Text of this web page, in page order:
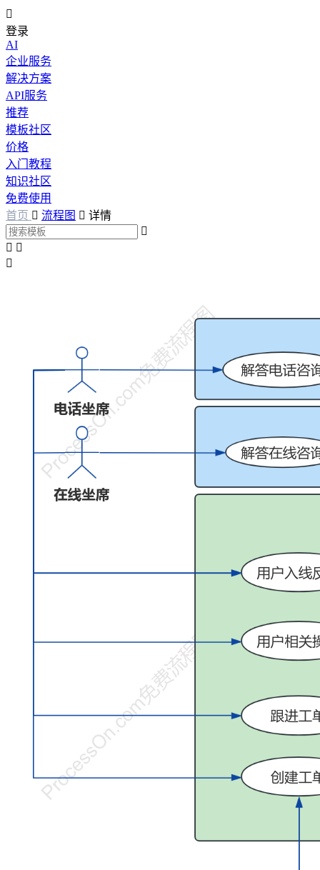

登录
AI
企业服务
解决方案
API服务
推荐
模板社区
价格
入门教程
知识社区
免费使用
首页  流程图  详情

 
